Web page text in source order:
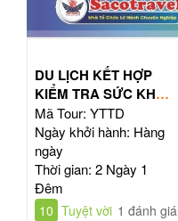
DU LỊCH KẾT HỢP
KIỂM TRA SỨC KHỎE
TOÀN DIỆN
Mã Tour: YTTD
Ngày khởi hành: Hàng
ngày
Thời gian: 2 Ngày 1
Đêm
10 Tuyệt vời 1 đánh giá